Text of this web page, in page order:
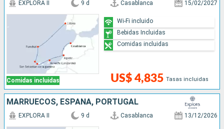
Comidas incluidas
EXPLORA II 9 d Casablanca 15/02/2027
US$ 4,835 Tasas incluidas
Wi-Fi incluido
Bebidas Incluidas
Comidas incluidas
MARRUECOS, ESPAÑA, PORTUGAL
EXPLORA II 9 d Casablanca 13/12/2026